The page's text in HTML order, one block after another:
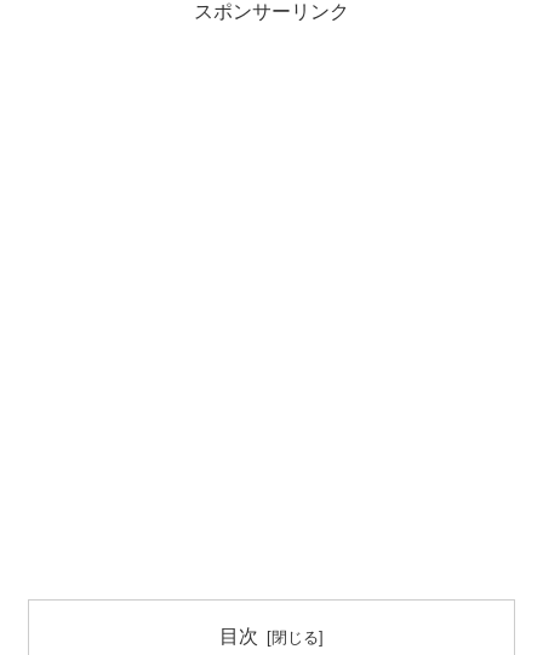
スポンサーリンク
目次